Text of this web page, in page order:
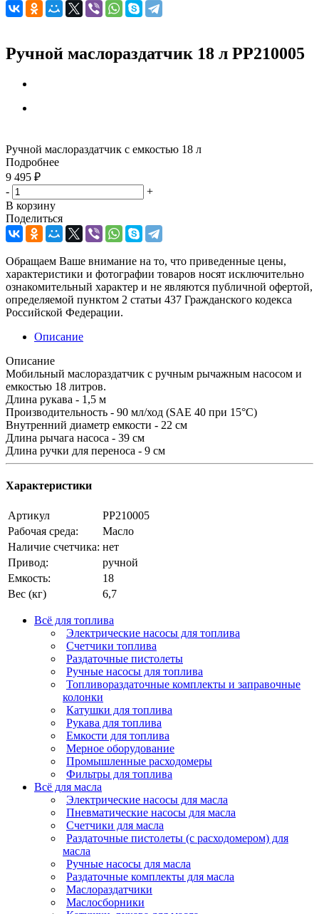
Ручной маслораздатчик 18 л PP210005
Ручной маслораздатчик с емкостью 18 л
Подробнее
9 495 ₽
-
+
В корзину
Поделиться
Обращаем Ваше внимание на то, что приведенные цены,
характеристики и фотографии товаров носят исключительно
ознакомительный характер и не являются публичной офертой,
определяемой пунктом 2 статьи 437 Гражданского кодекса
Российской Федерации.
Описание
Описание
Мобильный маслораздатчик с ручным рычажным насосом и
емкостью 18 литров.
Длина рукава - 1,5 м
Производительность - 90 мл/ход (SAE 40 при 15°C)
Внутренний диаметр емкости - 22 см
Длина рычага насоса - 39 см
Длина ручки для переноса - 9 см
Характеристики
Артикул
PP210005
Рабочая среда:
Масло
Наличие счетчика: нет
Привод:
ручной
Емкость:
18
Вес (кг)
6,7
Всё для топлива
Электрические насосы для топлива
Счетчики топлива
Раздаточные пистолеты
Ручные насосы для топлива
Топливораздаточные комплекты и заправочные
колонки
Катушки для топлива
Рукава для топлива
Емкости для топлива
Мерное оборудование
Промышленные расходомеры
Фильтры для топлива
Всё для масла
Электрические насосы для масла
Пневматические насосы для масла
Счетчики для масла
Раздаточные пистолеты (с расходомером) для
масла
Ручные насосы для масла
Раздаточные комплекты для масла
Маслораздатчики
Маслосборники